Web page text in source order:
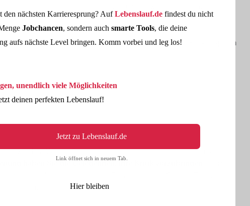
Formulierungen, die nicht missverstanden werden können.
Ablauf orientieren. Grundsätzlich gliedert sich ein Kritikgespräch
mit welchen Worten Sie das Gespräch beginnen möchten, um auf Ihr
haben Sie die Gelegenheit, Ihre Kritik vorzubringen
besten formulieren können. Zuerst schildern Sie Ihre Eindrücke,
Link öffnet sich in neuem Tab.
Hier bleiben
den nächsten Karrieresprung? AufLebenslauf.de findest du nicht
Jobchancen, sondern auch smarte Tools, die deine
aufs nächste Level bringen. Komm vorbei und leg los!
unendlich viele Möglichkeiten
deinen perfekten Lebenslauf!
Jetzt zu Lebenslauf.de